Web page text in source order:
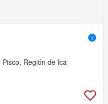
Región de Ica